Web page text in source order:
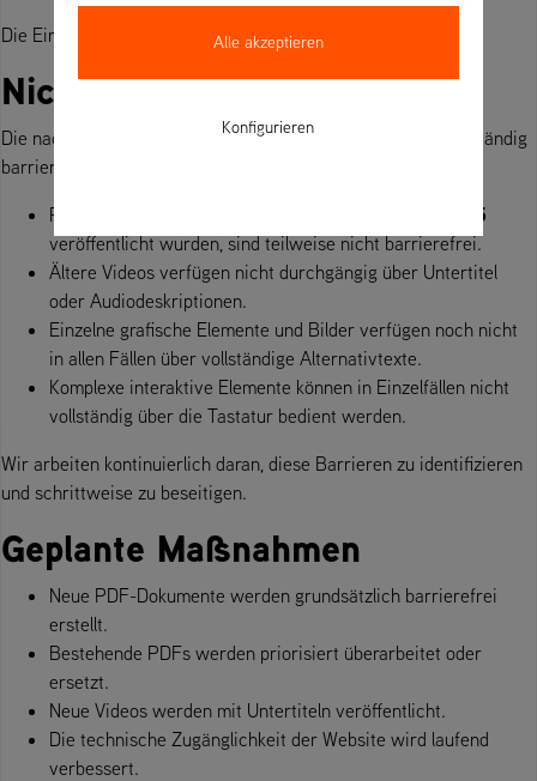
Die Einschätzung beruht auf einer internen Selbstbewertung.
Nicht barrierefreie Inhalte
Die nachstehend aufgeführten Inhalte sind derzeit nicht vollständig
barrierefrei:
PDF-Dokumente und Kataloge, die vor dem
01.12.2025
veröffentlicht wurden, sind teilweise nicht barrierefrei.
Ältere Videos verfügen nicht durchgängig über Untertitel
oder Audiodeskriptionen.
Einzelne grafische Elemente und Bilder verfügen noch nicht
in allen Fällen über vollständige Alternativtexte.
Komplexe interaktive Elemente können in Einzelfällen nicht
vollständig über die Tastatur bedient werden.
Wir arbeiten kontinuierlich daran, diese Barrieren zu identifizieren
und schrittweise zu beseitigen.
Geplante Maßnahmen
Neue PDF-Dokumente werden grundsätzlich barrierefrei
erstellt.
Bestehende PDFs werden priorisiert überarbeitet oder
ersetzt.
Neue Videos werden mit Untertiteln veröffentlicht.
Die technische Zugänglichkeit der Website wird laufend
verbessert.
Alle akzeptieren
Konfigurieren